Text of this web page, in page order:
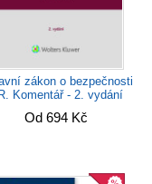
zákon o bezpečnosti
Komentář - 2. vydání
Od 694 Kč